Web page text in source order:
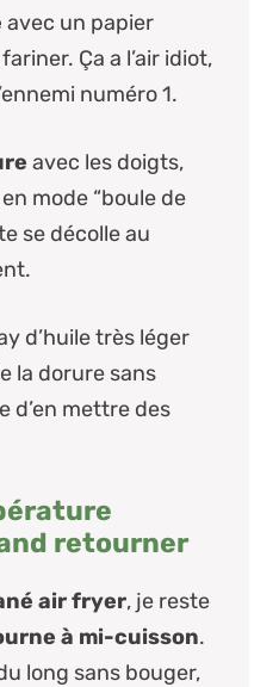
avec un papier
Ça a l’air idiot,
numéro 1.
avec les doigts,
mode “boule de
se décolle au
d’huile très léger
la dorure sans
d’en mettre des
retourner
air fryer, je reste
à mi-cuisson.
long sans bouger,